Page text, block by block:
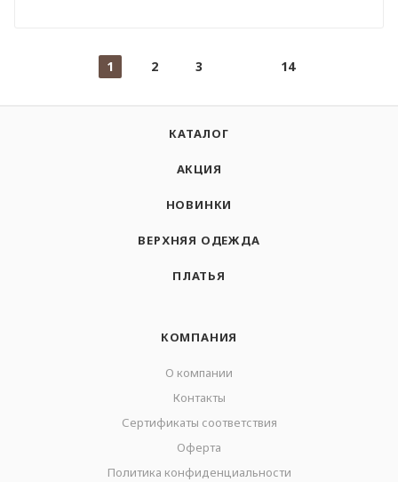
1 2 3 14
КАТАЛОГ
АКЦИЯ
НОВИНКИ
ВЕРХНЯЯ ОДЕЖДА
ПЛАТЬЯ
КОМПАНИЯ
О компании
Контакты
Сертификаты соответствия
Оферта
Политика конфиденциальности